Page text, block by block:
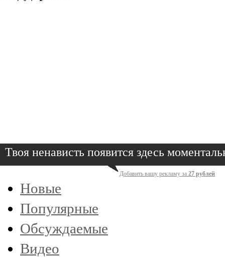
Твоя ненависть появится здесь
Добавить вашу рекламу за 27 рублей
Новые
Популярные
Обсуждаемые
Видео